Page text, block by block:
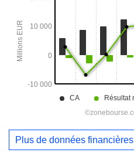
Plus de données financières